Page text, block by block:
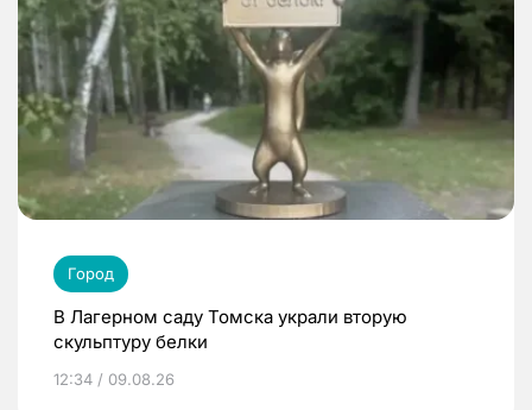
Город
В Лагерном саду Томска украли вторую
скульптуру белки
12:34 / 09.08.26